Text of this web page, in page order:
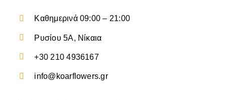
Καθημερινά 09:00 – 21:00
Ρυσίου 5Α, Νίκαια
+30 210 4936167
info@koarflowers.gr